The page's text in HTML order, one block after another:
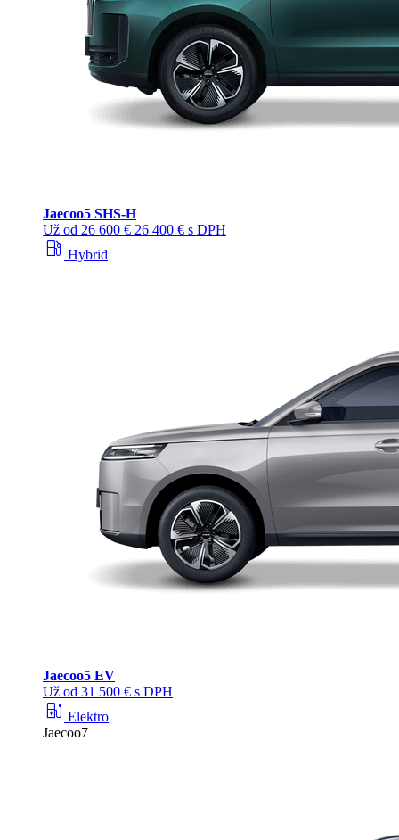
Jaecoo5 SHS-H
Už od 26 600 € 26 400 € s DPH
local_gas_station Hybrid
Jaecoo5 EV
Už od 31 500 € s DPH
ev_station Elektro
Jaecoo7